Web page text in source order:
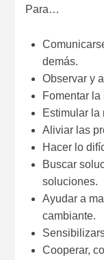
Para…
demás.
Observar y
Fomentar
Estimular la
Aliviar las
Hacer lo
Buscar
soluciones.
Ayudar a
cambiante.
Cooperar,